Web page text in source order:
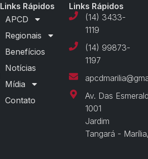
Links Rápidos
APCD
Regionais
Benefícios
Notícias
Mídia
Contato
Links Rápidos
(14) 3433-
1119
(14) 99873-
1197
Av. Das
1001
Jardim
Tangará -